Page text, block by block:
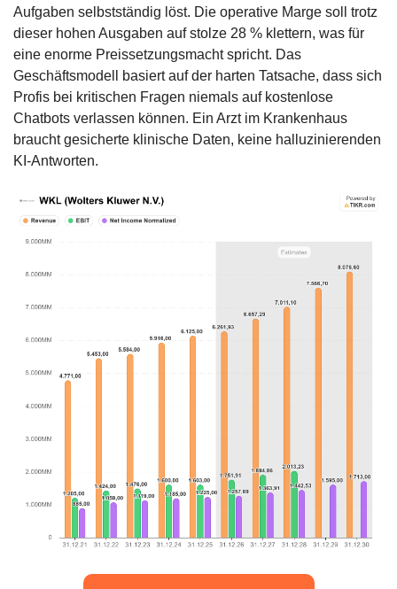
Aufgaben selbstständig löst. Die operative Marge soll trotz
dieser hohen Ausgaben auf stolze 28 % klettern, was für
eine enorme Preissetzungsmacht spricht. Das
Geschäftsmodell basiert auf der harten Tatsache, dass sich
Profis bei kritischen Fragen niemals auf kostenlose
Chatbots verlassen können. Ein Arzt im Krankenhaus
braucht gesicherte klinische Daten, keine halluzinierenden
KI-Antworten.